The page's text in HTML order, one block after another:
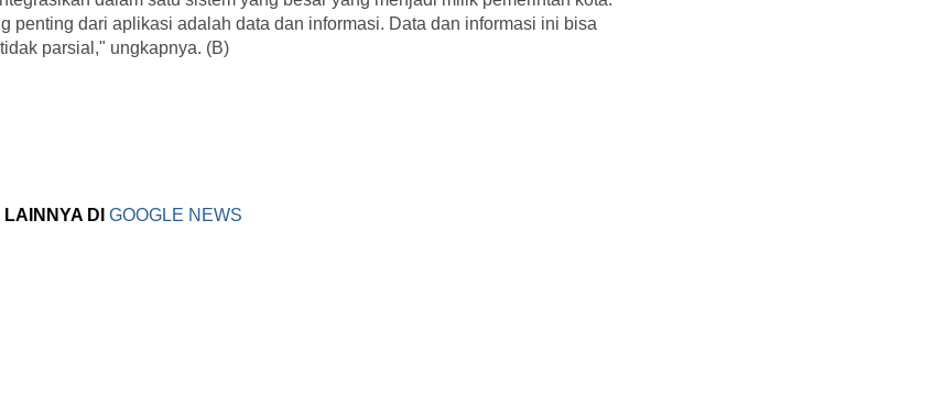
penting dari aplikasi adalah data dan informasi. Data dan informasi ini bisa
parsial," ungkapnya. (B)
DI GOOGLE NEWS